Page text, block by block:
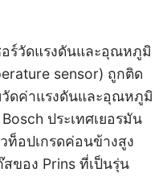
อร์วัดแรงดันและอุณหภูมิ
sensor) ถูกติด
ดค่าแรงดันและอุณหภูมิ
ประเทศเยอรมัน
ท็อปเกรดค่อนข้างสูง
ของ Prins ที่เป็นรุ่น